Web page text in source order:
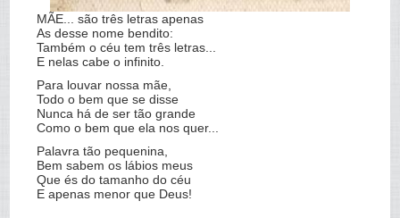
MÃE... são três letras apenas
As desse nome bendito:
Também o céu tem três letras...
E nelas cabe o infinito.
Para louvar nossa mãe,
Todo o bem que se disse
Nunca há de ser tão grande
Como o bem que ela nos quer...
Palavra tão pequenina,
Bem sabem os lábios meus
Que és do tamanho do céu
E apenas menor que Deus!